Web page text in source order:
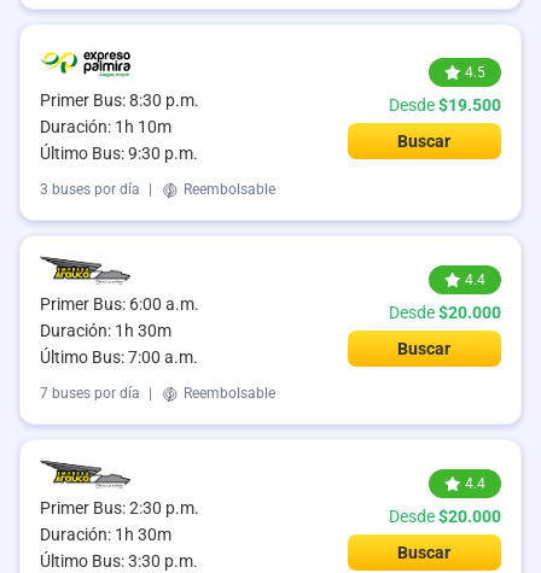
Primer Bus: 8:30 p.m.
Duración: 1h 10m
Último Bus: 9:30 p.m.
4.5
Desde$19.500
Buscar
3 buses por día Reembolsable
Primer Bus: 6:00 a.m.
Duración: 1h 30m
Último Bus: 7:00 a.m.
4.4
Desde$20.000
Buscar
7 buses por día Reembolsable
Primer Bus: 2:30 p.m.
Duración: 1h 30m
Último Bus: 3:30 p.m.
4.4
Desde$20.000
Buscar